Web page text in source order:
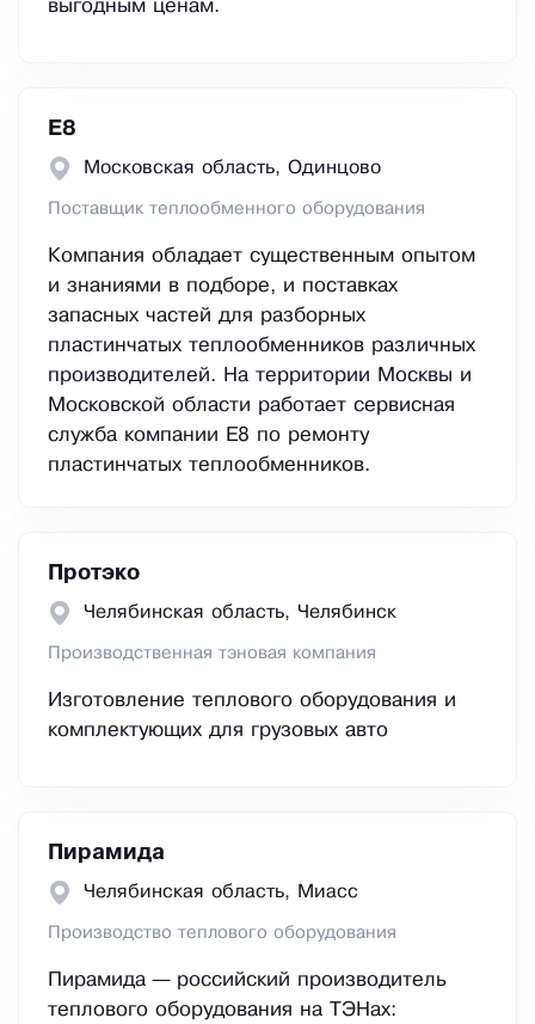
выгодным ценам.
Е8
Московская область, Одинцово
Поставщик теплообменного оборудования
Компания обладает существенным опытом
и знаниями в подборе, и поставках
запасных частей для разборных
пластинчатых теплообменников различных
производителей. На территории Москвы и
Московской области работает сервисная
служба компании Е8 по ремонту
пластинчатых теплообменников.
Протэко
Челябинская область, Челябинск
Производственная тэновая компания
Изготовление теплового оборудования и
комплектующих для грузовых авто
Пирамида
Челябинская область, Миасс
Производство теплового оборудования
Пирамида — российский производитель
теплового оборудования на ТЭНах: